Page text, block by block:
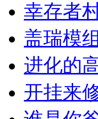
幸存者
盖瑞模
进化的
开挂来